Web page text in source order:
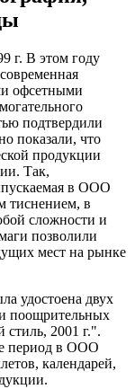
г. В этом году
офсетными
подтвердили
показали, что
продукции
Так,
в ООО
тиснением, в
сложности и
позволили
мест на рынке
удостоена двух
поощрительных
стиль, 2001 г.".
период в ООО
календарей,